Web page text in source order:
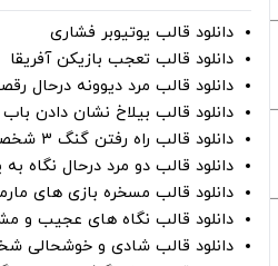
دانلود قالب یوتیوبر فشاری
دانلود قالب تعجب بازیکن آفریقا
دانلود قالب مرد دیوونه درحال
دانلود قالب بیلاخ نشان دادن
دانلود قالب راه رفتن گنگ ۳ شخصیت(پرده سبز)
دانلود قالب دو مرد درحال نگاه
دانلود قالب مسخره بازی های
دانلود قالب نگاه های عجیب و
دانلود قالب شادی و خوشحالی